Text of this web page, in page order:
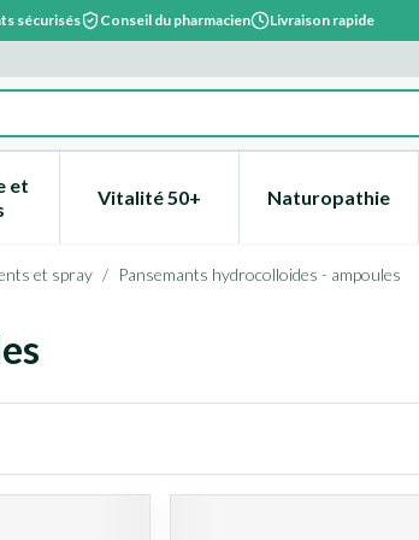
sécurisés Conseil du pharmacien Livraison rapide
soins et hygiène
la catégorie Régime, alimentation &
et
le sous-menu pour la catégorie
Vitalité 50+Afficher le sous-menu pour la
Naturopathie
Afficher
et spray / Pansemants hydrocolloides - ampoules